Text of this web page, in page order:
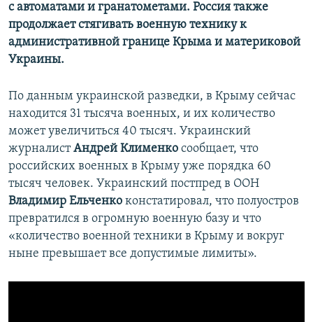
с автоматами и гранатометами. Россия также
продолжает стягивать военную технику к
административной границе Крыма и материковой
Украины.
По данным украинской разведки, в Крыму сейчас
находится 31 тысяча военных, и их количество
может увеличиться 40 тысяч. Украинский
журналистАндрей Клименко сообщает, что
российских военных в Крыму уже порядка 60
тысяч человек. Украинский постпред в ООН
Владимир Ельченко констатировал, что полуостров
превратился в огромную военную базу и что
«количество военной техники в Крыму и вокруг
ныне превышает все допустимые лимиты».